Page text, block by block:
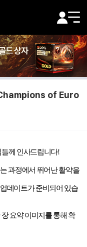
of Euro
께 인사드립니다!
과정에서 뛰어난 활약을
업데이트가 준비되어 있습
요약 이미지를 통해 확